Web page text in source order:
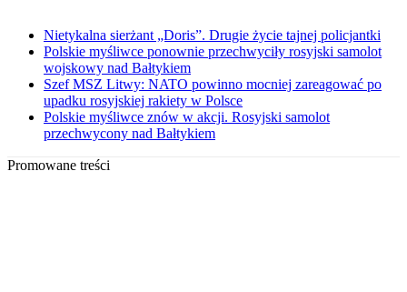
Nietykalna sierżant „Doris”. Drugie życie tajnej policjantki
Polskie myśliwce ponownie przechwyciły rosyjski samolot
wojskowy nad Bałtykiem
Szef MSZ Litwy: NATO powinno mocniej zareagować po
upadku rosyjskiej rakiety w Polsce
Polskie myśliwce znów w akcji. Rosyjski samolot
przechwycony nad Bałtykiem
Promowane treści